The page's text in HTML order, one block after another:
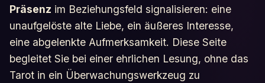
Präsenz im Beziehungsfeld signalisieren: eine
unaufgelöste alte Liebe, ein äußeres Interesse,
eine abgelenkte Aufmerksamkeit. Diese Seite
begleitet Sie bei einer ehrlichen Lesung, ohne das
Tarot in ein Überwachungswerkzeug zu